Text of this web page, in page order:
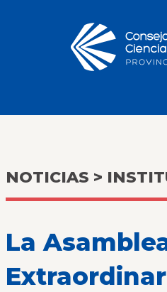
NOTICIAS >
La